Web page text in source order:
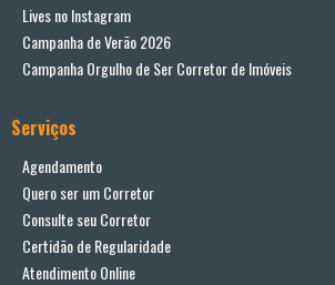
Lives no Instagram
Campanha de Verão 2026
Campanha Orgulho de Ser Corretor de Imóveis
Serviços
Agendamento
Quero ser um Corretor
Consulte seu Corretor
Certidão de Regularidade
Atendimento Online